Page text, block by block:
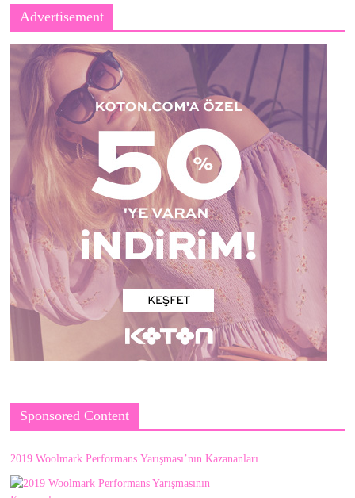
Advertisement
Sponsored Content
2019 Woolmark Performans Yarışması’nın Kazananları